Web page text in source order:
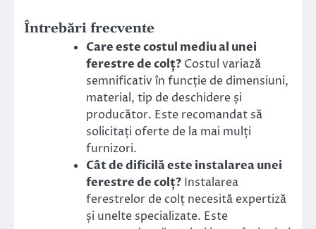
Întrebări frecvente
Care este costul mediu al unei
ferestre de colț? Costul variază
semnificativ în funcție de dimensiuni,
material, tip de deschidere și
producător. Este recomandat să
solicitați oferte de la mai mulți
furnizori.
Cât de dificilă este instalarea unei
ferestre de colț? Instalarea
ferestrelor de colț necesită expertiză
și unelte specializate. Este